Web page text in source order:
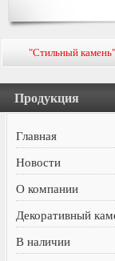
"Стильный
Продукция
Главная
Новости
О компании
Декоративный
В наличии